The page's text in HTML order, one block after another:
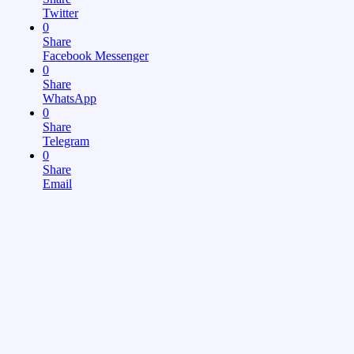
Twitter
0
Share
Facebook Messenger
0
Share
WhatsApp
0
Share
Telegram
0
Share
Email